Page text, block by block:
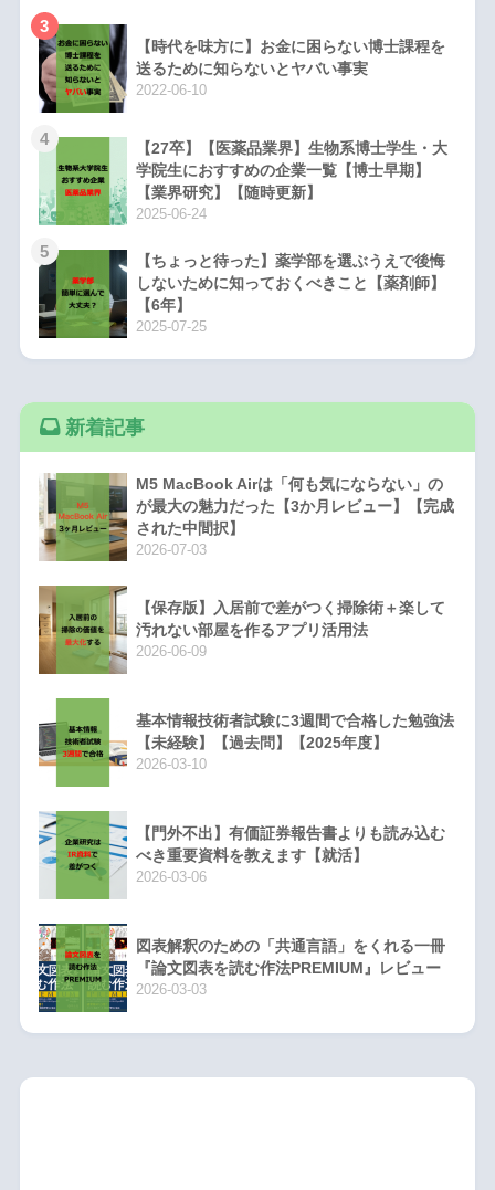
3
【時代を味方に】お金に困らない博士課程を
送るために知らないとヤバい事実
2022-06-10
4
【27卒】【医薬品業界】生物系博士学生・大
学院生におすすめの企業一覧【博士早期】
【業界研究】【随時更新】
2025-06-24
5
【ちょっと待った】薬学部を選ぶうえで後悔
しないために知っておくべきこと【薬剤師】
【6年】
2025-07-25
新着記事
M5 MacBook Airは「何も気にならない」の
が最大の魅力だった【3か月レビュー】【完成
された中間択】
2026-07-03
【保存版】入居前で差がつく掃除術＋楽して
汚れない部屋を作るアプリ活用法
2026-06-09
基本情報技術者試験に3週間で合格した勉強法
【未経験】【過去問】【2025年度】
2026-03-10
【門外不出】有価証券報告書よりも読み込む
べき重要資料を教えます【就活】
2026-03-06
図表解釈のための「共通言語」をくれる一冊
『論文図表を読む作法PREMIUM』レビュー
2026-03-03